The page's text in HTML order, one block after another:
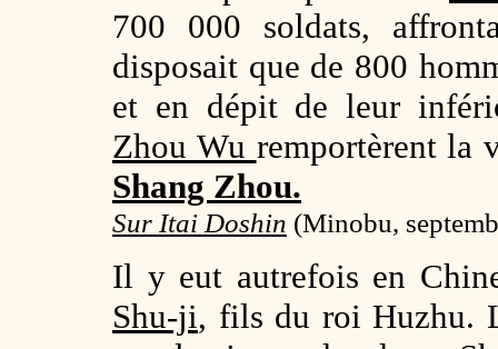
700 000 soldats,
disposait que de 800
et en dépit de leur
Zhou Wu remportèrent la
Shang Zhou.
Sur Itai Doshin (Minobu,
Il y eut autrefois en
Shu-ji, fils du roi Huzhu.